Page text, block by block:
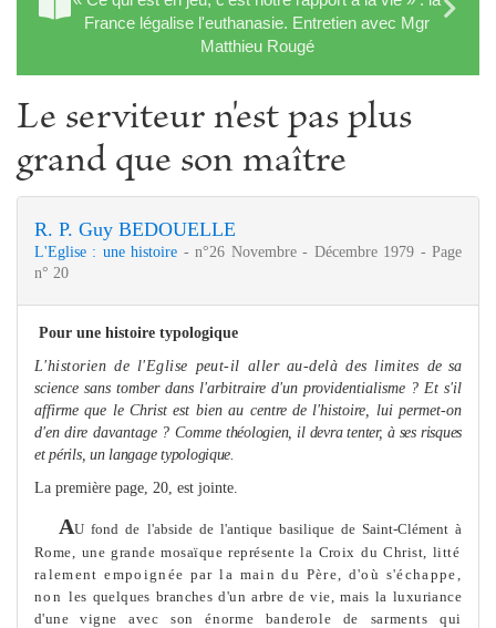
France légalise l'euthanasie. Entretien avec Mgr
Matthieu Rougé
Le serviteur n'est pas plus
grand que son maître
R. P. Guy BEDOUELLE
L'Eglise : une histoire - n°26 Novembre - Décembre 1979 - Page
n° 20
Pour une histoire typologique
L'historien de l'Eglise peut-il aller au-delà des limites de sa
science sans tomber dans l'arbitraire d'un provi­dentialisme ? Et s'il
affirme que le Christ est bien au centre de l'histoire, lui permet-on
d'en dire davantage ? Comme théologien, il devra tenter, à ses risques
et périls, un langage typologique.
La première page, 20, est jointe.
AU fond de l'abside de l'antique basilique de Saint-Clément à
Rome , une grande mosaïque représente la Croix du Christ, litté­
ralement empoignée par la main du Père, d'où s'échappe,
nonles quelques branches d'un arbre de vie, mais la luxuriance
d'une vigne avec son énorme banderole de sarments qui